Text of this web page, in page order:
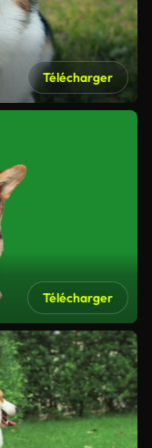
Télécharger
Télécharger